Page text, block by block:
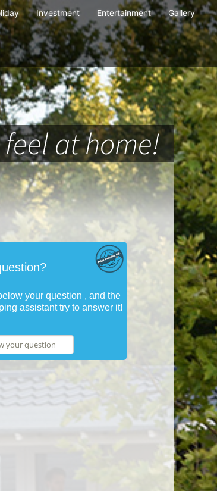
Investment Entertainment Gallery
at home!
your question , and the
assistant try to answer it!